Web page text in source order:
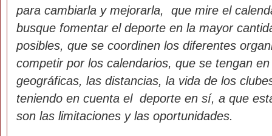
para cambiarla y mejorarla, que mire el
busque fomentar el deporte en la mayor
posibles, que se coordinen los diferentes
competir por los calendarios, que se tengan
geográficas, las distancias, la vida de los
teniendo en cuenta el deporte en sí, a que
son las limitaciones y las oportunidades.